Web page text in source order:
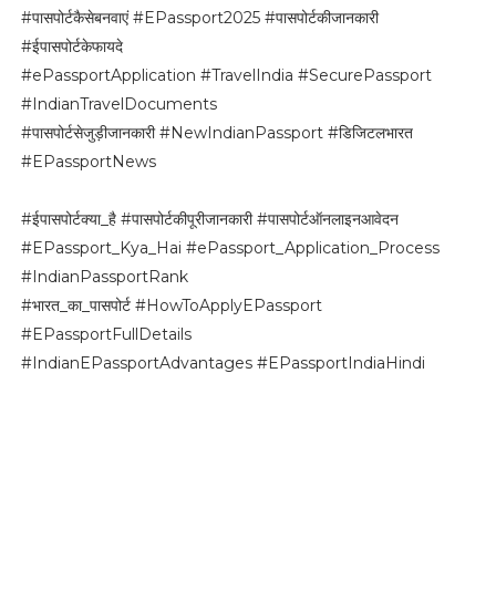
#पासपोर्टकैसेबनवाएं #EPassport2025 #पासपोर्टकीजानकारी
#ईपासपोर्टकेफायदे
#ePassportApplication #TravelIndia #SecurePassport
#IndianTravelDocuments
#पासपोर्टसेजुड़ीजानकारी #NewIndianPassport #डिजिटलभारत
#EPassportNews
#ईपासपोर्टक्या_है #पासपोर्टकीपूरीजानकारी #पासपोर्टऑनलाइनआवेदन
#EPassport_Kya_Hai #ePassport_Application_Process
#IndianPassportRank
#भारत_का_पासपोर्ट #HowToApplyEPassport
#EPassportFullDetails
#IndianEPassportAdvantages #EPassportIndiaHindi